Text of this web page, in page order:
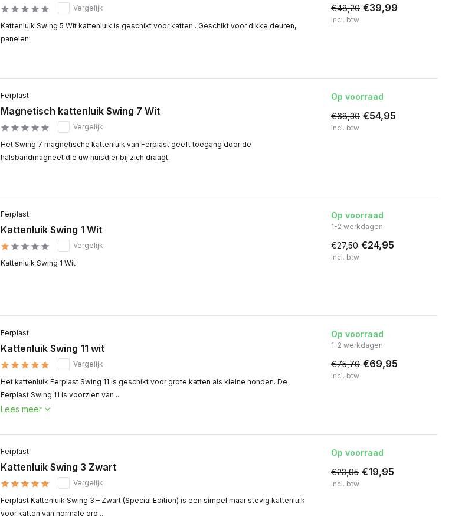
Vergelijk
Kattenluik Swing 5 Wit kattenluik is geschikt voor katten . Geschikt voor dikke deuren,
panelen.
€48,20 €39,99
Incl. btw
Ferplast
Magnetisch kattenluik Swing 7 Wit
Vergelijk
Het Swing 7 magnetische kattenluik van Ferplast geeft toegang door de
halsbandmagneet die uw huisdier bij zich draagt.
Op voorraad
€68,30 €54,95
Incl. btw
Ferplast
Kattenluik Swing 1 Wit
Vergelijk
Kattenluik Swing 1 Wit
Op voorraad
1-2 werkdagen
€27,50 €24,95
Incl. btw
Ferplast
Kattenluik Swing 11 wit
Vergelijk
Het kattenluik Ferplast Swing 11 is geschikt voor grote katten als kleine honden. De
Ferplast Swing 11 is voorzien van ...
Lees meer
Op voorraad
1-2 werkdagen
€75,70 €69,95
Incl. btw
Ferplast
Kattenluik Swing 3 Zwart
Vergelijk
Ferplast Kattenluik Swing 3 – Zwart (Special Edition) is een simpel maar stevig kattenluik
voor katten van normale gro...
Op voorraad
€23,95 €19,95
Incl. btw